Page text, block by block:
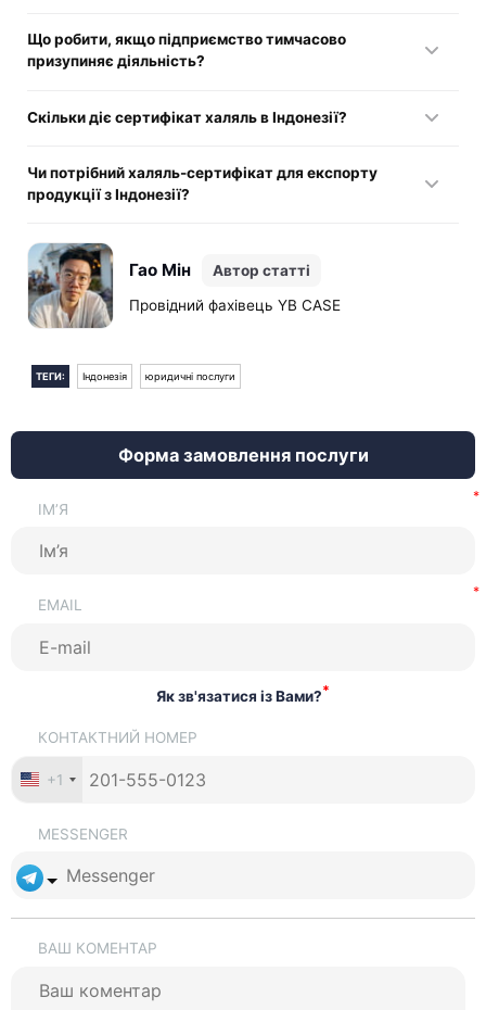
окремий халяль-аудит в Індонезії, оскільки умови
зберігання та приготування можуть відрізнятися.
Що робити, якщо підприємство тимчасово
призупиняє діяльність?
відновлення роботи підтвердити актуальність даних та, за
Скільки діє сертифікат халяль в Індонезії?
технологія виробництва.
Чи потрібний халяль-сертифікат для експорту
продукції з Індонезії?
ринком неможливий.
Гао Мін
Автор статті
Провідний фахівець YB CASE
ТЕГИ: Індонезія юридичні послуги
Форма замовлення послуги
ІМ’Я
EMAIL
Як зв'язатися із Вами?*
КОНТАКТНИЙ НОМЕР
+1
MESSENGER
ВАШ КОМЕНТАР